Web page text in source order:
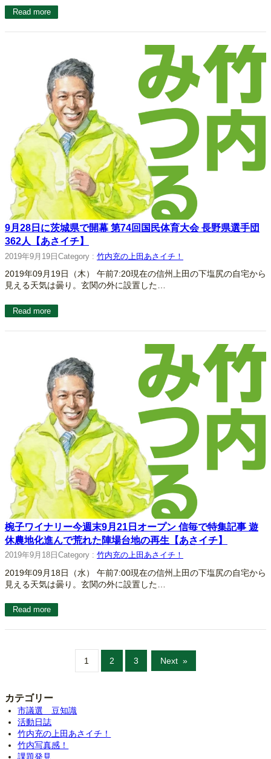
Read more
9月28日に茨城県で開幕 第74回国民体育大会 長野県選手団
362人【あさイチ】
2019年9月19日 Category : 竹内充の上田あさイチ！
2019年09月19日（木） 午前7:20現在の信州上田の下塩尻の自宅から
見える天気は曇り。玄関の外に設置した…
Read more
椀子ワイナリー今週末9月21日オープン 信毎で特集記事 遊
休農地化進んで荒れた陣場台地の再生【あさイチ】
2019年9月18日 Category : 竹内充の上田あさイチ！
2019年09月18日（水） 午前7:00現在の信州上田の下塩尻の自宅から
見える天気は曇り。玄関の外に設置した…
Read more
1 2 3 Next »
カテゴリー
市議選 豆知識
活動日誌
竹内充の上田あさイチ！
竹内写真感！
課題発見